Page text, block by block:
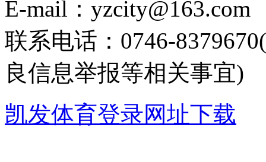
E-mail：yzcity@163.com
联系电话：0746-
良信息举报等相关事宜)
凯发体育登录网址下载